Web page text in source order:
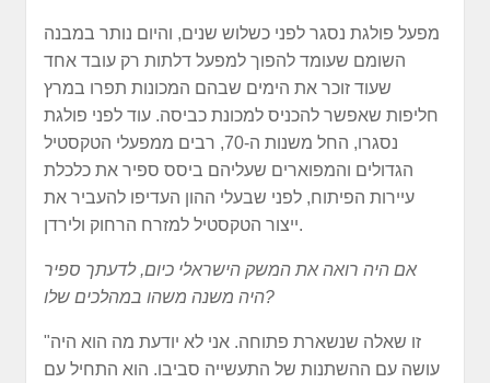
מפעל פולגת נסגר לפני כשלוש שנים, והיום נותר במבנה
השומם שעומד להפוך למפעל דלתות רק עובד אחד
שעוד זוכר את הימים שבהם המכונות תפרו במרץ
חליפות שאפשר להכניס למכונת כביסה. עוד לפני פולגת
נסגרו, החל משנות ה-70, רבים ממפעלי הטקסטיל
הגדולים והמפוארים שעליהם ביסס ספיר את כלכלת
עיירות הפיתוח, לפני שבעלי ההון העדיפו להעביר את
ייצור הטקסטיל למזרח הרחוק ולירדן.
אם היה רואה את המשק הישראלי כיום, לדעתך ספיר
היה משנה משהו במהלכים שלו?
"זו שאלה שנשארת פתוחה. אני לא יודעת מה הוא היה
עושה עם ההשתנות של התעשייה סביבו. הוא התחיל עם